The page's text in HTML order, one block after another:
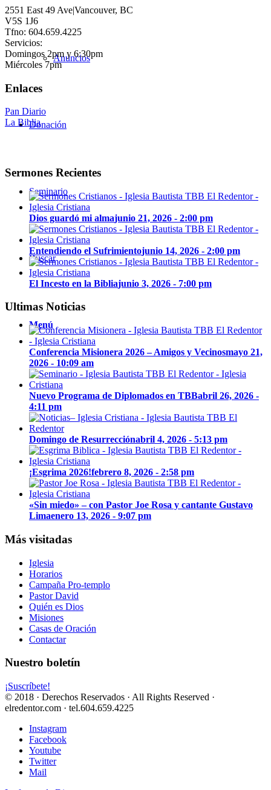
Anuncios
Donación
Seminario
Buscar
Menú
2551 East 49 Ave|Vancouver, BC
V5S 1J6
Tfno: 604.659.4225
Servicios:
Domingos 2pm y 6:30pm
Miércoles 7pm
Enlaces
Pan Diario
La Biblia
Sermones Recientes
Dios guardó mi almajunio 21, 2026 - 2:00 pm
Entendiendo el Sufrimientojunio 14, 2026 - 2:00 pm
El Incesto en la Bibliajunio 3, 2026 - 7:00 pm
Ultimas Noticias
Conferencia Misionera 2026 – Amigos y Vecinosmayo 21,
2026 - 10:09 am
Nuevo Programa de Diplomados en TBBabril 26, 2026 -
4:11 pm
Domingo de Resurrecciónabril 4, 2026 - 5:13 pm
¡Esgrima 2026!febrero 8, 2026 - 2:58 pm
«Sin miedo» – con Pastor Joe Rosa y cantante Gustavo
Limaenero 13, 2026 - 9:07 pm
Más visitadas
Iglesia
Horarios
Campaña Pro-templo
Pastor David
Quién es Dios
Misiones
Casas de Oración
Contactar
Nuestro boletín
¡Suscríbete!
© 2018 · Derechos Reservados · All Rights Reserved ·
elredentor.com · tel.604.659.4225
Instagram
Facebook
Youtube
Twitter
Mail